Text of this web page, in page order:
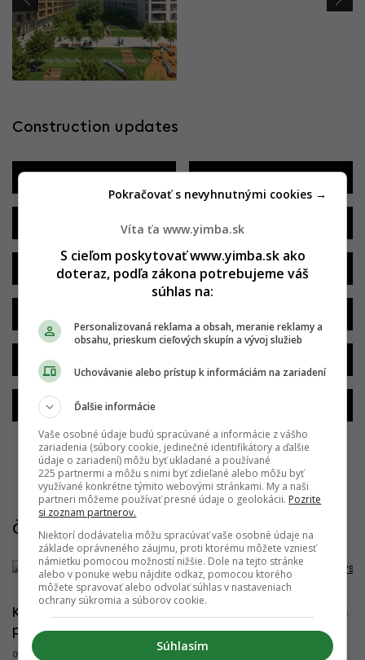
Construction updates
19.12.2021 25.04.2021
28.06.2020
02.02.2020 19.01.2020
19.04.2019
17.07.2018
Všetky fotografie
Články k projektu
Kus dobrého mesta. Urban Residence je príkladom
pre bratislavské projekty (VIDEO)
07.11.2022 18:04:00
Víta ťa www.yimba.sk
S cieľom poskytovať www.yimba.sk ako
doteraz, podľa zákona potrebujeme váš
súhlas na:
Personalizovaná reklama a obsah, meranie reklamy a
obsahu, prieskum cieľových skupín a vývoj služieb
Uchovávanie alebo prístup k informáciám na zariadení
Ďalšie informácie
Vaše osobné údaje budú spracúvané a informácie z vášho
zariadenia (súbory cookie, jedinečné identifikátory a ďalšie
údaje o zariadení) môžu byť ukladané a používané
225 partnermi a môžu s nimi byť zdieľané alebo môžu byť
využívané konkrétne týmito webovými stránkami. My a naši
partneri môžeme používať presné údaje o geolokácii. Pozrite
si zoznam partnerov.
Niektorí dodávatelia môžu spracúvať vaše osobné údaje na
základe oprávneného záujmu, proti ktorému môžete vzniesť
námietku pomocou možností nižšie. Dole na tejto stránke
alebo v ponuke webu nájdite odkaz, pomocou ktorého
môžete spravovať alebo odvolať súhlas v nastaveniach
ochrany súkromia a súborov cookie.
Súhlasím
Pokračovať s nevyhnutnými cookies →